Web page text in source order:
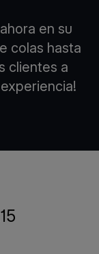
en su
colas hasta
clientes a